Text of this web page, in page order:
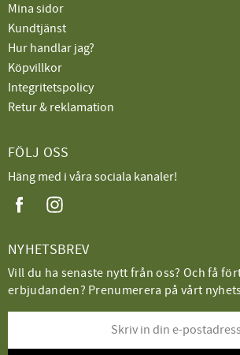
Mina sidor
Kundtjänst
Hur handlar jag?
Köpvillkor
Integritetspolicy
Retur & reklamation
FÖLJ OSS
Häng med i våra sociala kanaler!
NYHETSBREV
Vill du ha senaste nytt från oss? Och få
erbjudanden? Prenumerera på vårt